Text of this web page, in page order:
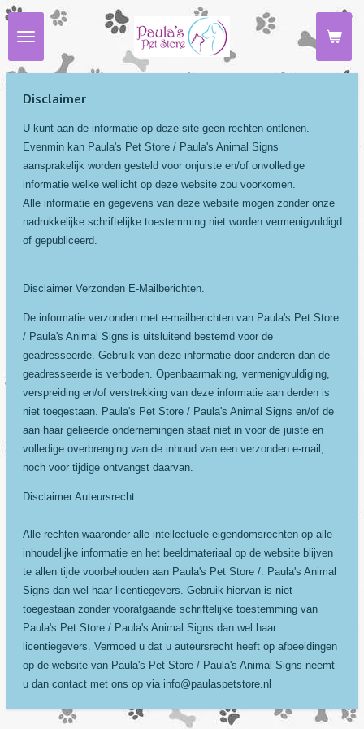
Ga
direct
de
hoofdinhoud
Disclaimer
U kunt aan de informatie op deze site geen rechten ontlenen.
Evenmin kan Paula's Pet Store / Paula's Animal Signs
aansprakelijk worden gesteld voor onjuiste en/of onvolledige
informatie welke wellicht op deze website zou voorkomen.
Alle informatie en gegevens van deze website mogen zonder onze
nadrukkelijke schriftelijke toestemming niet worden vermenigvuldigd
of gepubliceerd.
Disclaimer Verzonden E-Mailberichten.
De informatie verzonden met e-mailberichten van Paula's Pet Store
/ Paula's Animal Signs is uitsluitend bestemd voor de
geadresseerde. Gebruik van deze informatie door anderen dan de
geadresseerde is verboden. Openbaarmaking, vermenigvuldiging,
verspreiding en/of verstrekking van deze informatie aan derden is
niet toegestaan. Paula's Pet Store / Paula's Animal Signs en/of de
aan haar gelieerde ondernemingen staat niet in voor de juiste en
volledige overbrenging van de inhoud van een verzonden e-mail,
noch voor tijdige ontvangst daarvan.
Disclaimer Auteursrecht
Alle rechten waaronder alle intellectuele eigendomsrechten op alle
inhoudelijke informatie en het beeldmateriaal op de website blijven
te allen tijde voorbehouden aan Paula's Pet Store /. Paula's Animal
Signs dan wel haar licentiegevers. Gebruik hiervan is niet
toegestaan zonder voorafgaande schriftelijke toestemming van
Paula's Pet Store / Paula's Animal Signs dan wel haar
licentiegevers. Vermoed u dat u auteursrecht heeft op afbeeldingen
op de website van Paula's Pet Store / Paula's Animal Signs neemt
u dan contact met ons op via info@paulaspetstore.nl